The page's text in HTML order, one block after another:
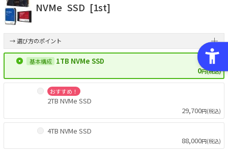
NVMe SSD [1st]
→ 選び方のポイント
1TB NVMe SSD
0円(税込)
おすすめ！
2TB NVMe SSD
29,700円(税込)
4TB NVMe SSD
88,000円(税込)